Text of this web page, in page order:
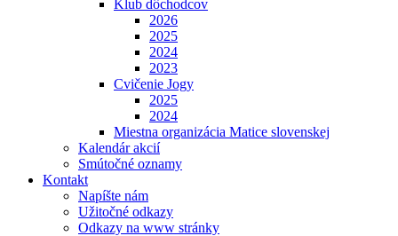
Klub dôchodcov
2026
2025
2024
2023
Cvičenie Jogy
2025
2024
Miestna organizácia Matice slovenskej
Kalendár akcií
Smútočné oznamy
Kontakt
Napíšte nám
Užitočné odkazy
Odkazy na www stránky